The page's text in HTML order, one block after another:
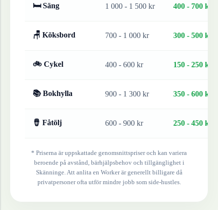
🛏 Säng 1 000 - 1 500 kr 400 - 700 kr
🪑 Köksbord 700 - 1 000 kr 300 - 500 kr
🚲 Cykel 400 - 600 kr 150 - 250 kr
📚 Bokhylla 900 - 1 300 kr 350 - 600 kr
🪘 Fåtölj 600 - 900 kr 250 - 450 kr
* Priserna är uppskattade genomsnittspriser och kan variera
beroende på avstånd, bärhjälpsbehov och tillgänglighet i
Skänninge. Att anlita en Worker är generellt billigare då
privatpersoner ofta utför mindre jobb som side-hustles.